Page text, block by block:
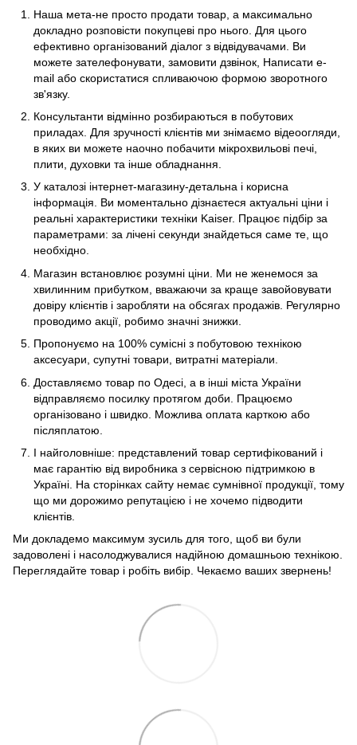
Наша мета-не просто продати товар, а максимально
докладно розповісти покупцеві про нього. Для цього
ефективно організований діалог з відвідувачами. Ви
можете зателефонувати, замовити дзвінок, Написати e-
mail або скористатися спливаючою формою зворотного
зв'язку.
Консультанти відмінно розбираються в побутових
приладах. Для зручності клієнтів ми знімаємо відеоогляди,
в яких ви можете наочно побачити мікрохвильові печі,
плити, духовки та інше обладнання.
У каталозі інтернет-магазину-детальна і корисна
інформація. Ви моментально дізнаєтеся актуальні ціни і
реальні характеристики техніки Kaiser. Працює підбір за
параметрами: за лічені секунди знайдеться саме те, що
необхідно.
Магазин встановлює розумні ціни. Ми не женемося за
хвилинним прибутком, вважаючи за краще завойовувати
довіру клієнтів і заробляти на обсягах продажів. Регулярно
проводимо акції, робимо значні знижки.
Пропонуємо на 100% сумісні з побутовою технікою
аксесуари, супутні товари, витратні матеріали.
Доставляємо товар по Одесі, а в інші міста України
відправляємо посилку протягом доби. Працюємо
організовано і швидко. Можлива оплата карткою або
післяплатою.
І найголовніше: представлений товар сертифікований і
має гарантію від виробника з сервісною підтримкою в
Україні. На сторінках сайту немає сумнівної продукції, тому
що ми дорожимо репутацією і не хочемо підводити
клієнтів.
Ми докладемо максимум зусиль для того, щоб ви були
задоволені і насолоджувалися надійною домашньою технікою.
Переглядайте товар і робіть вибір. Чекаємо ваших звернень!